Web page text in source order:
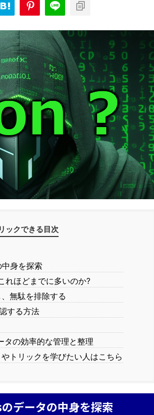
ックできる目次
身を探索
れほどまでに多いのか?
無駄を排除する
する方法
の効率的な管理と整理
トリックを学びたい人はこちら
データの中身を探索